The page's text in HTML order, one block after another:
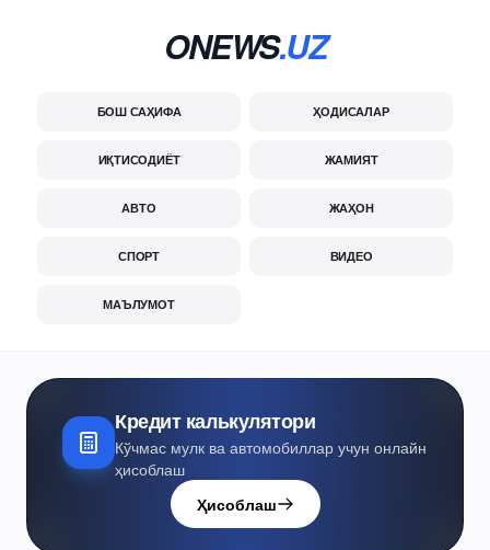
ONEWS.UZ
БОШ САҲИФА ҲОДИСАЛАР
ИҚТИСОДИЁТ ЖАМИЯТ
АВТО ЖАҲОН
СПОРТ ВИДЕО
МАЪЛУМОТ
Кредит калькулятори
Кўчмас мулк ва автомобиллар учун онлайн
ҳисоблаш
Ҳисоблаш